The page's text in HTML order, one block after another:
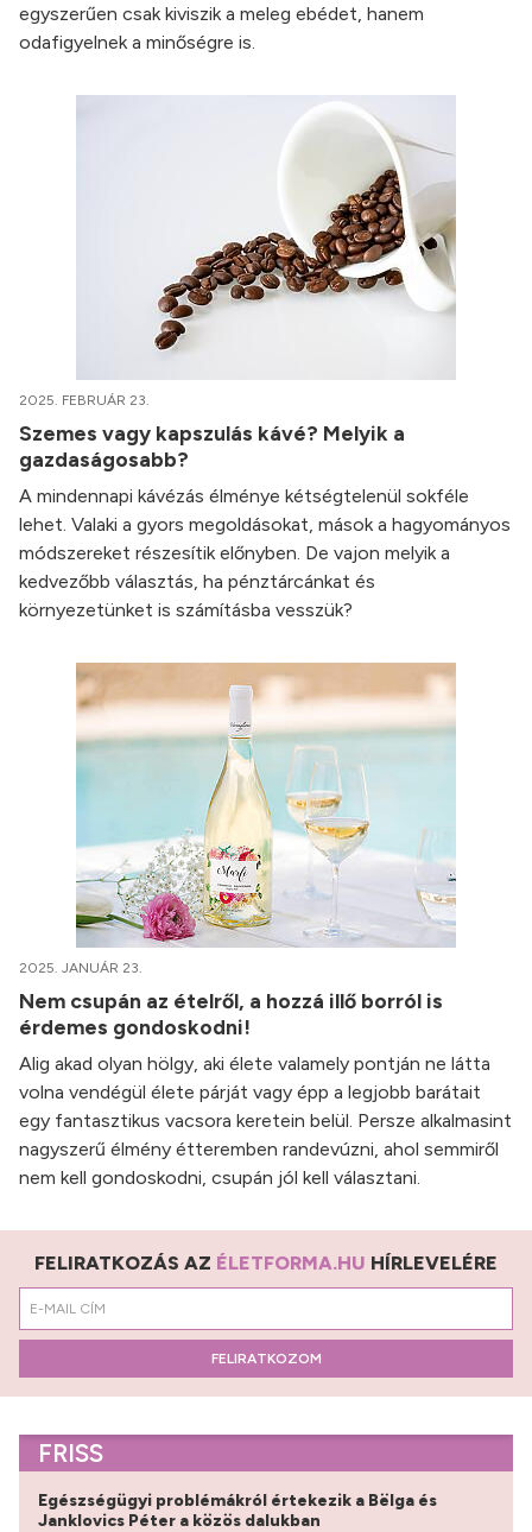
egyszerűen csak kiviszik a meleg ebédet, hanem
odafigyelnek a minőségre is.
2025. FEBRUÁR 23.
Szemes vagy kapszulás kávé? Melyik a
gazdaságosabb?
A mindennapi kávézás élménye kétségtelenül sokféle
lehet. Valaki a gyors megoldásokat, mások a hagyományos
módszereket részesítik előnyben. De vajon melyik a
kedvezőbb választás, ha pénztárcánkat és
környezetünket is számításba vesszük?
2025. JANUÁR 23.
Nem csupán az ételről, a hozzá illő borról is
érdemes gondoskodni!
Alig akad olyan hölgy, aki élete valamely pontján ne látta
volna vendégül élete párját vagy épp a legjobb barátait
egy fantasztikus vacsora keretein belül. Persze alkalmasint
nagyszerű élmény étteremben randevúzni, ahol semmiről
nem kell gondoskodni, csupán jól kell választani.
FELIRATKOZÁS AZ ÉLETFORMA.HU HÍRLEVELÉRE
FELIRATKOZOM
FRISS
Egészségügyi problémákról értekezik a Bëlga és
Janklovics Péter a közös dalukban